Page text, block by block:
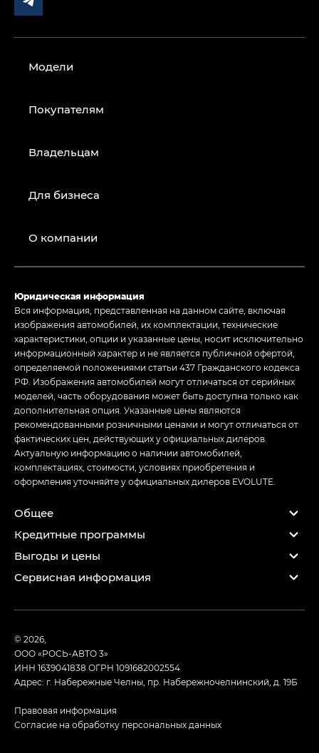
Модели
Покупателям
Владельцам
Для бизнеса
О компании
Юридическая информация
Вся информация, представленная на данном сайте, включая
изображения автомобилей, их комплектации, технические
характеристики, опции и указанные цены, носит исключительно
информационный характер и не является публичной офертой,
определяемой положениями статьи 437 Гражданского кодекса
РФ. Изображения автомобилей могут отличаться от серийных
моделей, часть оборудования может быть доступна только как
дополнительная опция. Указанные цены являются
рекомендованными розничными ценами и могут отличаться от
фактических цен, действующих у официальных дилеров.
Актуальную информацию о наличии автомобилей,
комплектациях, стоимости, условиях приобретения и
оформления уточняйте у официальных дилеров EVOLUTE.
Общее
Кредитные программы
Выгоды и цены
Сервисная информация
© 2026,
ООО «РОСЬ-АВТО 3»
ИНН 1639041838 ОГРН 1091682002554
Адрес: г. Набережные Челны, пр. Набережночелнинский, д. 19Б
Правовая информация
Согласие на обработку персональных данных